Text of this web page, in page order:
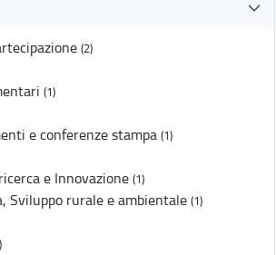
(2)
(1)
e conferenze stampa (1)
e Innovazione (1)
Sviluppo rurale e ambientale (1)